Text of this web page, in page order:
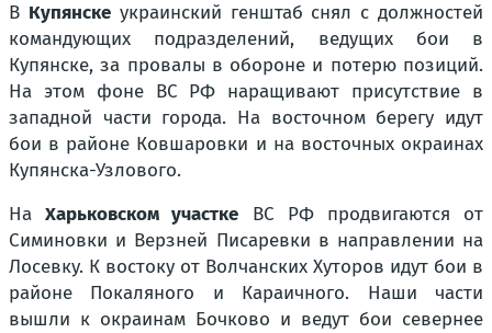
В Купянскеукраинский генштаб снял с должностей
командующих подразделений, ведущих бои в
Купянске, за провалы в обороне и потерю позиций.
На этом фоне ВС РФ наращивают присутствие в
западной части города. На восточном берегу идут
бои в районе Ковшаровки и на восточных окраинах
Купянска-Узлового.
НаХарьковском участке ВС РФ продвигаются от
Симиновки и Верзней Писаревки в направлении на
Лосевку. К востоку от Волчанских Хуторов идут бои в
районе Покаляного и Караичного. Наши части
вышли к окраинам Бочково и ведут бои севернее